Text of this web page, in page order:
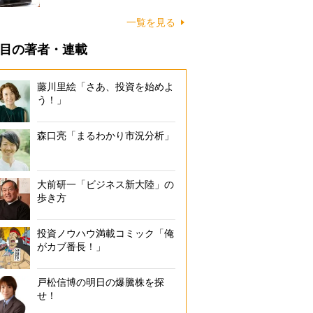
一覧を見る
の著者・連載
藤川里絵「さあ、投資を始めよ
う！」
森口亮「まるわかり市況分析」
大前研一「ビジネス新大陸」の
歩き方
投資ノウハウ満載コミック「俺
がカブ番長！」
戸松信博の明日の爆騰株を探
せ！